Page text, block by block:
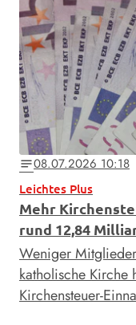
notes08.07.2026 10:18
Leichtes Plus
Mehr
rund 12,84
Weniger
katholische Kirche
Kirchensteuer-